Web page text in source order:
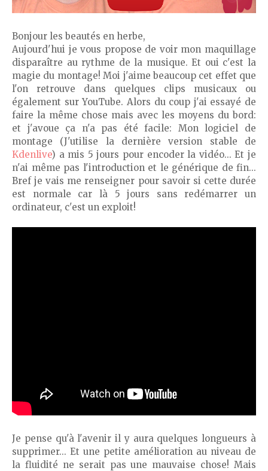
Bonjour les beautés en herbe,
Aujourd'hui je vous propose de voir mon maquillage
disparaître au rythme de la musique. Et oui c'est la
magie du montage! Moi j'aime beaucoup cet effet que
l'on retrouve dans quelques clips musicaux ou
également sur YouTube. Alors du coup j'ai essayé de
faire la même chose mais avec les moyens du bord:
et j'avoue ça n'a pas été facile: Mon logiciel de
montage (J'utilise la dernière version stable de
Kdenlive) a mis 5 jours pour encoder la vidéo... Et je
n'ai même pas l'introduction et le générique de fin...
Bref je vais me renseigner pour savoir si cette durée
est normale car là 5 jours sans redémarrer un
ordinateur, c'est un exploit!
Je pense qu'à l'avenir il y aura quelques longueurs à
supprimer... Et une petite amélioration au niveau de
la fluidité ne serait pas une mauvaise chose! Mais